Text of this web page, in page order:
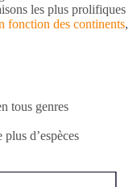
les plus prolifiques
fonction des continents,
tous genres
d’espèces